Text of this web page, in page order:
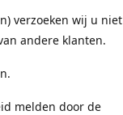
verzoeken wij u niet
andere klanten.
melden door de